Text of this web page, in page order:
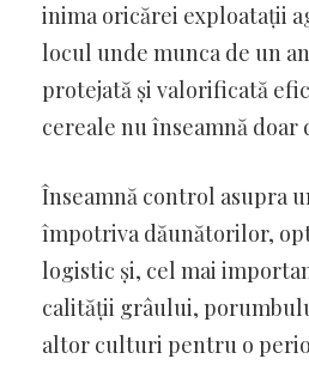
inima oricărei exploatații
locul unde munca de un
protejată și valorificată
cereale nu înseamnă doar
Înseamnă control asupra
împotriva dăunătorilor,
logistic și, cel mai
calității grâului,
altor culturi pentru o